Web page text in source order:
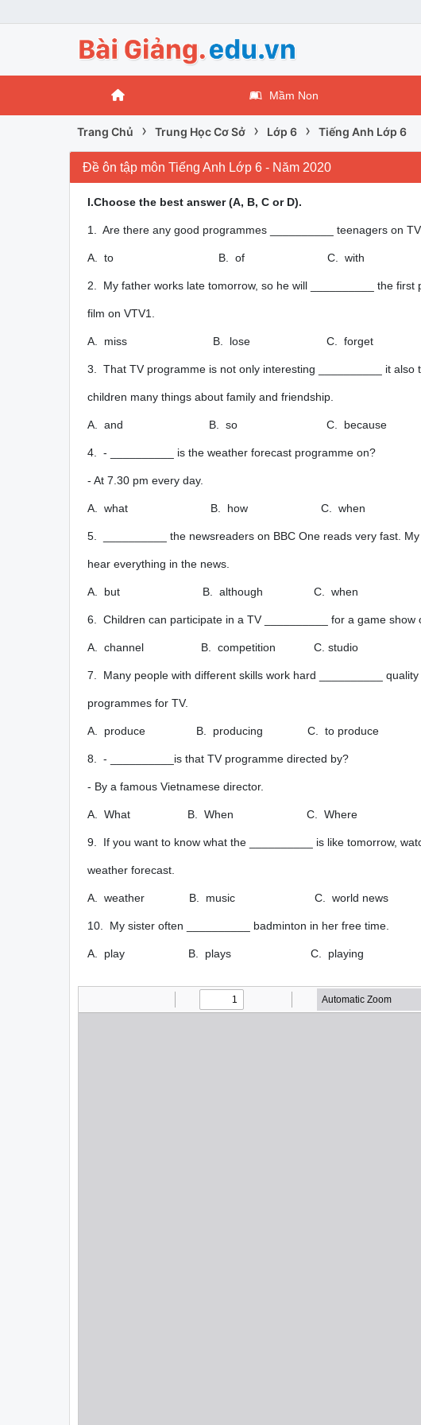
Mầm Non
Trang Chủ › Trung Học Cơ Sở › Lớp 6 › Tiếng Anh Lớp 6
Đề ôn tập môn Tiếng Anh Lớp 6 - Năm 2020
I.Choose the best answer (A, B, C or D).
1. Are there any good programmes __________ teenagers on
A. to B. of C. with
2. My father works late tomorrow, so he will __________ the first
film on VTV1.
A. miss B. lose C. forget
3. That TV programme is not only interesting __________ it also
children many things about family and friendship.
A. and B. so C. because
4. - __________ is the weather forecast programme on?
- At 7.30 pm every day.
A. what B. how C. when D.
5. __________ the newsreaders on BBC One reads very fast.
hear everything in the news.
A. but B. although C. when
6. Children can participate in a TV __________ for a game show
A. channel B. competition C. studio
7. Many people with different skills work hard __________ quality
programmes for TV.
A. produce B. producing C. to produce D.
8. - __________is that TV programme directed by?
- By a famous Vietnamese director.
A. What B. When C. Where D.
9. If you want to know what the __________ is like tomorrow,
weather forecast.
A. weather B. music C. world news D.
10. My sister often __________ badminton in her free time.
A. play B. plays C. playing D.